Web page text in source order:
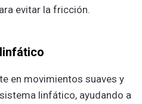
evitar la fricción.
en movimientos suaves y
linfático, ayudando a